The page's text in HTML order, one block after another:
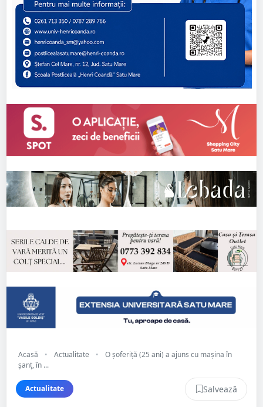
Acasă • Actualitate •
O șoferiță (25 ani) a ajuns cu mașina în
șanț, în ...
Actualitate Salvează